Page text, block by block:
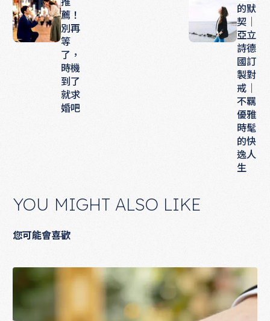
薦！
別再
等
了，
時機
到了
就求
婚吧
的默
契｜
亞立
詩德
國訂
製對
戒｜
不羈
優雅
時髦
的快
逸人
生
YOU MIGHT ALSO LIKE
您可能會喜歡